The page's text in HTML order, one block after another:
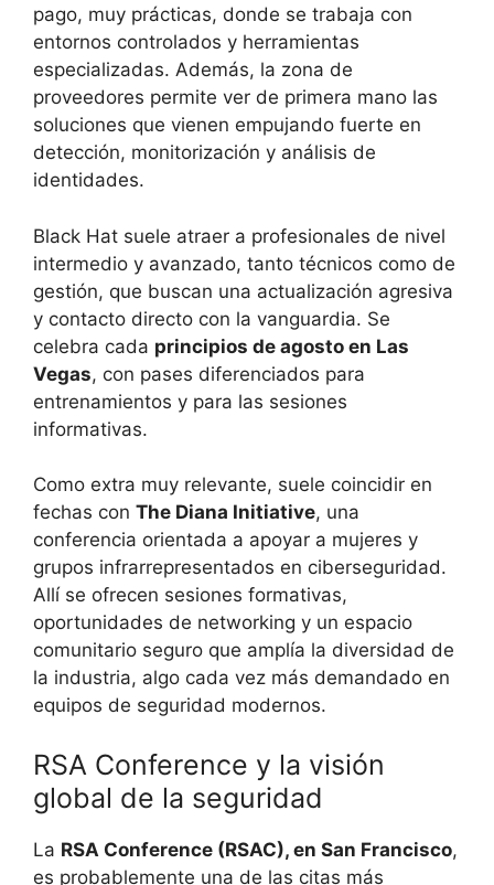
pago, muy prácticas, donde se trabaja con
entornos controlados y herramientas
especializadas. Además, la zona de
proveedores permite ver de primera mano las
soluciones que vienen empujando fuerte en
detección, monitorización y análisis de
identidades.
Black Hat suele atraer a profesionales de nivel
intermedio y avanzado, tanto técnicos como de
gestión, que buscan una actualización agresiva
y contacto directo con la vanguardia. Se
celebra cada principios de agosto en Las
Vegas, con pases diferenciados para
entrenamientos y para las sesiones
informativas.
Como extra muy relevante, suele coincidir en
fechas con The Diana Initiative, una
conferencia orientada a apoyar a mujeres y
grupos infrarrepresentados en ciberseguridad.
Allí se ofrecen sesiones formativas,
oportunidades de networking y un espacio
comunitario seguro que amplía la diversidad de
la industria, algo cada vez más demandado en
equipos de seguridad modernos.
RSA Conference y la visión
global de la seguridad
La RSA Conference (RSAC), en San Francisco,
es probablemente una de las citas más